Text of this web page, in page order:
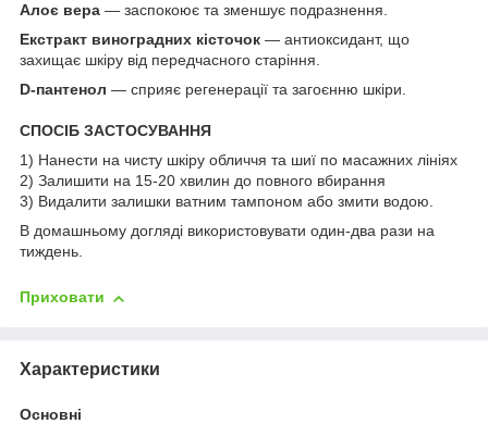
Алоє вера — заспокоює та зменшує подразнення.
Екстракт виноградних кісточок — антиоксидант, що
захищає шкіру від передчасного старіння.
D-пантенол — сприяє регенерації та загоєнню шкіри.
СПОСІБ ЗАСТОСУВАННЯ
1) Нанести на чисту шкіру обличчя та шиї по масажних лініях
2) Залишити на 15-20 хвилин до повного вбирання
3) Видалити залишки ватним тампоном або змити водою.
В домашньому догляді використовувати один-два рази на
тиждень.
Приховати
Характеристики
Основні